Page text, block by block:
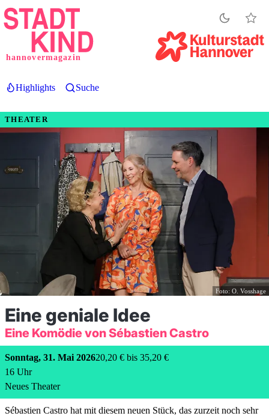
Direkt
zum
hannovermagazin
Highlights Suche
THEATER
Foto: O. Vosshage
Eine geniale Idee
Eine Komödie von Sébastien Castro
Sonntag, 31. Mai 2026
16 Uhr
Neues Theater
20,20 € bis 35,20 €
Sébastien Castro hat mit diesem neuen Stück, das zurzeit noch sehr